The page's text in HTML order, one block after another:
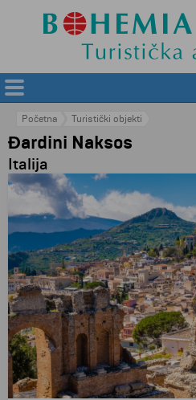
Početna Turistički objekti
Đardini Naksos
Italija